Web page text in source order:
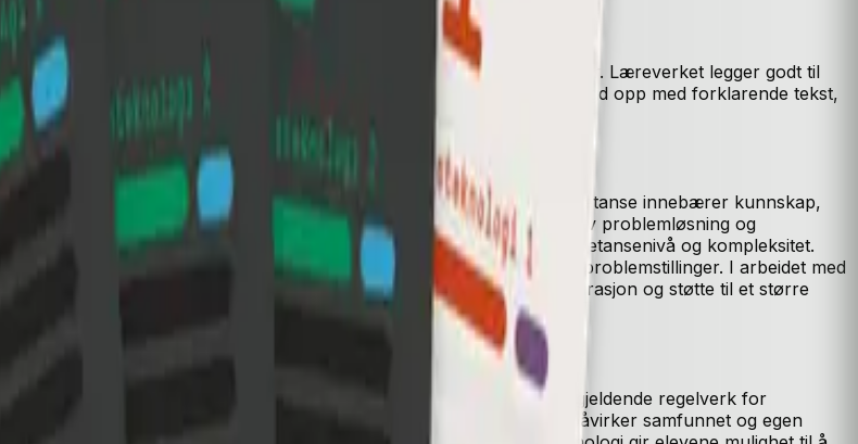
egenart gjennom forståelse og utvikling av informasjonssystemer. Læreverket legger godt til
teori og en rik oppgavesamling. Teorien i læreboka er systematisk bygd opp med forklarende tekst,
og verktøyene de trenge for å utvikle sin kompetanse.
tar Kode på alvor. Læreplanens overordnede del presiserer at kompetanse innebærer kunnskap,
du en helt ny oppgavedel hvor vi legger til rette for utforsking, kreativ problemløsning og
Oppgavene i hvert delkapittel har en gradvis progresjon i kompetansenivå og kompleksitet.
til å reflektere og tenke kritisk i møte med klassiske og dagsaktuelle problemstillinger. I arbeidet med
og skriftlige ferdigheter. På bokas elevnettsted finner elevene inspirasjon og støtte til et større
læreplanen og i Kode. Elevene lærer å lage nettsider som følger gjeldende regelverk for
elevene til å reflektere og tenke kritisk om hvordan teknologi påvirker samfunnet og egen